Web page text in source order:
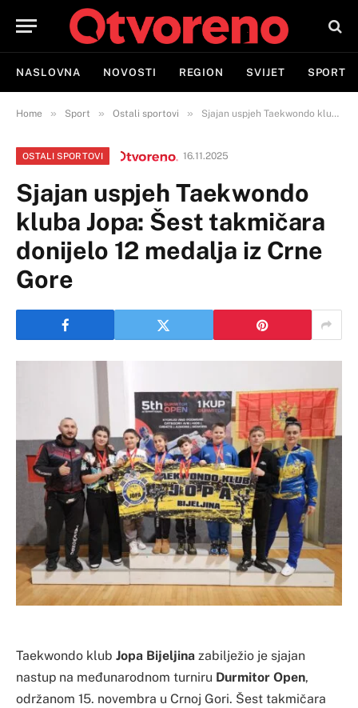
NASLOVNA NOVOSTI REGION SVIJET SPORT
Home » Sport » Ostali sportovi » Sjajan uspjeh Taekwondo kluba Jopa: Šest takmičara donijelo 12 medalja iz Crne Gore
OSTALI SPORTOVI 16.11.2025
Sjajan uspjeh Taekwondo
kluba Jopa: Šest takmičara
donijelo 12 medalja iz Crne
Gore
Taekwondo klub Jopa Bijeljina zabilježio je sjajan
nastup na međunarodnom turniru Durmitor Open,
održanom 15. novembra u Crnoj Gori. Šest takmičara